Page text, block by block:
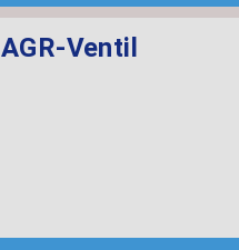
AGR-Ventil